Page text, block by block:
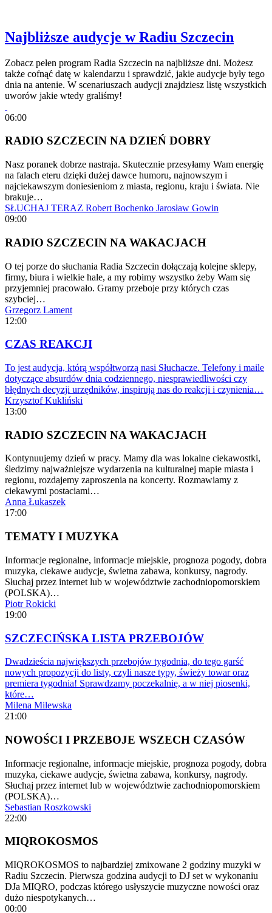
Najbliższe audycje w Radiu Szczecin
Zobacz pełen program Radia Szczecin na najbliższe dni. Możesz
także cofnąć datę w kalendarzu i sprawdzić, jakie audycje były tego
dnia na antenie. W scenariuszach audycji znajdziesz listę wszystkich
uworów jakie wtedy graliśmy!
06:00
RADIO SZCZECIN NA DZIEŃ DOBRY
Nasz poranek dobrze nastraja. Skutecznie przesyłamy Wam energię
na falach eteru dzięki dużej dawce humoru, najnowszym i
najciekawszym doniesieniom z miasta, regionu, kraju i świata. Nie
brakuje…
SŁUCHAJ TERAZ Robert Bochenko Jarosław Gowin
09:00
RADIO SZCZECIN NA WAKACJACH
O tej porze do słuchania Radia Szczecin dołączają kolejne sklepy,
firmy, biura i wielkie hale, a my robimy wszystko żeby Wam się
przyjemniej pracowało. Gramy przeboje przy których czas
szybciej…
Grzegorz Lament
12:00
CZAS REAKCJI
To jest audycja, którą współtworzą nasi Słuchacze. Telefony i maile
dotyczące absurdów dnia codziennego, niesprawiedliwości czy
błędnych decyzji urzędników, inspirują nas do reakcji i czynienia…
Krzysztof Kukliński
13:00
RADIO SZCZECIN NA WAKACJACH
Kontynuujemy dzień w pracy. Mamy dla was lokalne ciekawostki,
śledzimy najważniejsze wydarzenia na kulturalnej mapie miasta i
regionu, rozdajemy zaproszenia na koncerty. Rozmawiamy z
ciekawymi postaciami…
Anna Łukaszek
17:00
TEMATY I MUZYKA
Informacje regionalne, informacje miejskie, prognoza pogody, dobra
muzyka, ciekawe audycje, świetna zabawa, konkursy, nagrody.
Słuchaj przez internet lub w województwie zachodniopomorskiem
(POLSKA)…
Piotr Rokicki
19:00
SZCZECIŃSKA LISTA PRZEBOJÓW
Dwadzieścia największych przebojów tygodnia, do tego garść
nowych propozycji do listy, czyli nasze typy, świeży towar oraz
premiera tygodnia! Sprawdzamy poczekalnię, a w niej piosenki,
które…
Milena Milewska
21:00
NOWOŚCI I PRZEBOJE WSZECH CZASÓW
Informacje regionalne, informacje miejskie, prognoza pogody, dobra
muzyka, ciekawe audycje, świetna zabawa, konkursy, nagrody.
Słuchaj przez internet lub w województwie zachodniopomorskiem
(POLSKA)…
Sebastian Roszkowski
22:00
MIQROKOSMOS
MIQROKOSMOS to najbardziej zmixowane 2 godziny muzyki w
Radiu Szczecin. Pierwsza godzina audycji to DJ set w wykonaniu
DJa MIQRO, podczas którego usłyszycie muzyczne nowości oraz
dużo niespotykanych…
00:00